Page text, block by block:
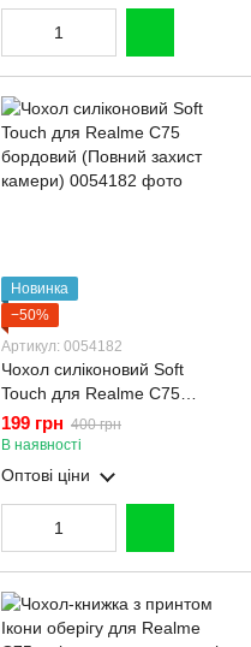
Новинка
−50%
Артикул: 0054182
Чохол силіконовий Soft
Touch для Realme C75
бордовий (Повний захист
камери)
199 грн 400 грн
В наявності
Оптові ціни